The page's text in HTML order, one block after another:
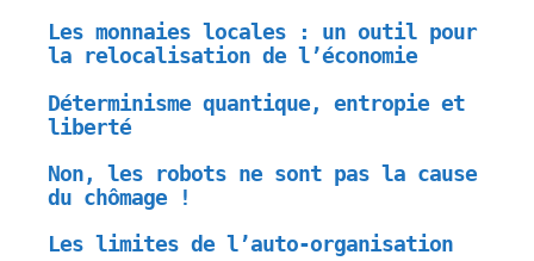
Les monnaies locales : un outil pour
la relocalisation de l’économie
Déterminisme quantique, entropie et
liberté
Non, les robots ne sont pas la cause
du chômage !
Les limites de l’auto-organisation